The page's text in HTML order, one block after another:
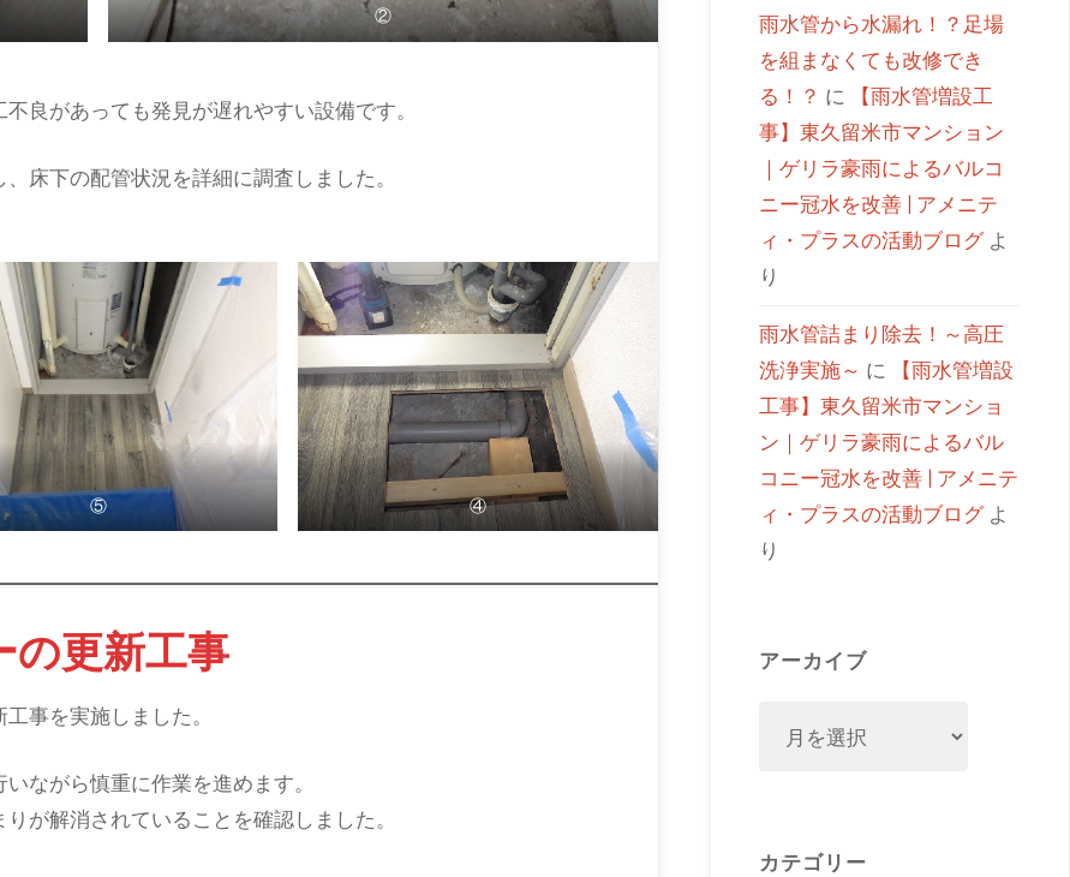
②
良があっても発見が遅れやすい設備です。
床下の配管状況を詳細に調査しました。
⑤ ④
更新工事
事を実施しました。
ながら慎重に作業を進めます。
が解消されていることを確認しました。
雨水管から水漏れ！？足場
を組まなくても改修でき
る！？ に
【雨水管増設工
事】東久留米市マンション
｜ゲリラ豪雨によるバルコ
ニー冠水を改善 | アメニテ
ィ・プラスの活動ブログよ
り
雨水管詰まり除去！～高圧
洗浄実施～ に
【雨水管増設
工事】東久留米市マンショ
ン｜ゲリラ豪雨によるバル
コニー冠水を改善 | アメニテ
ィ・プラスの活動ブログよ
り
アーカイブ
カテゴリー